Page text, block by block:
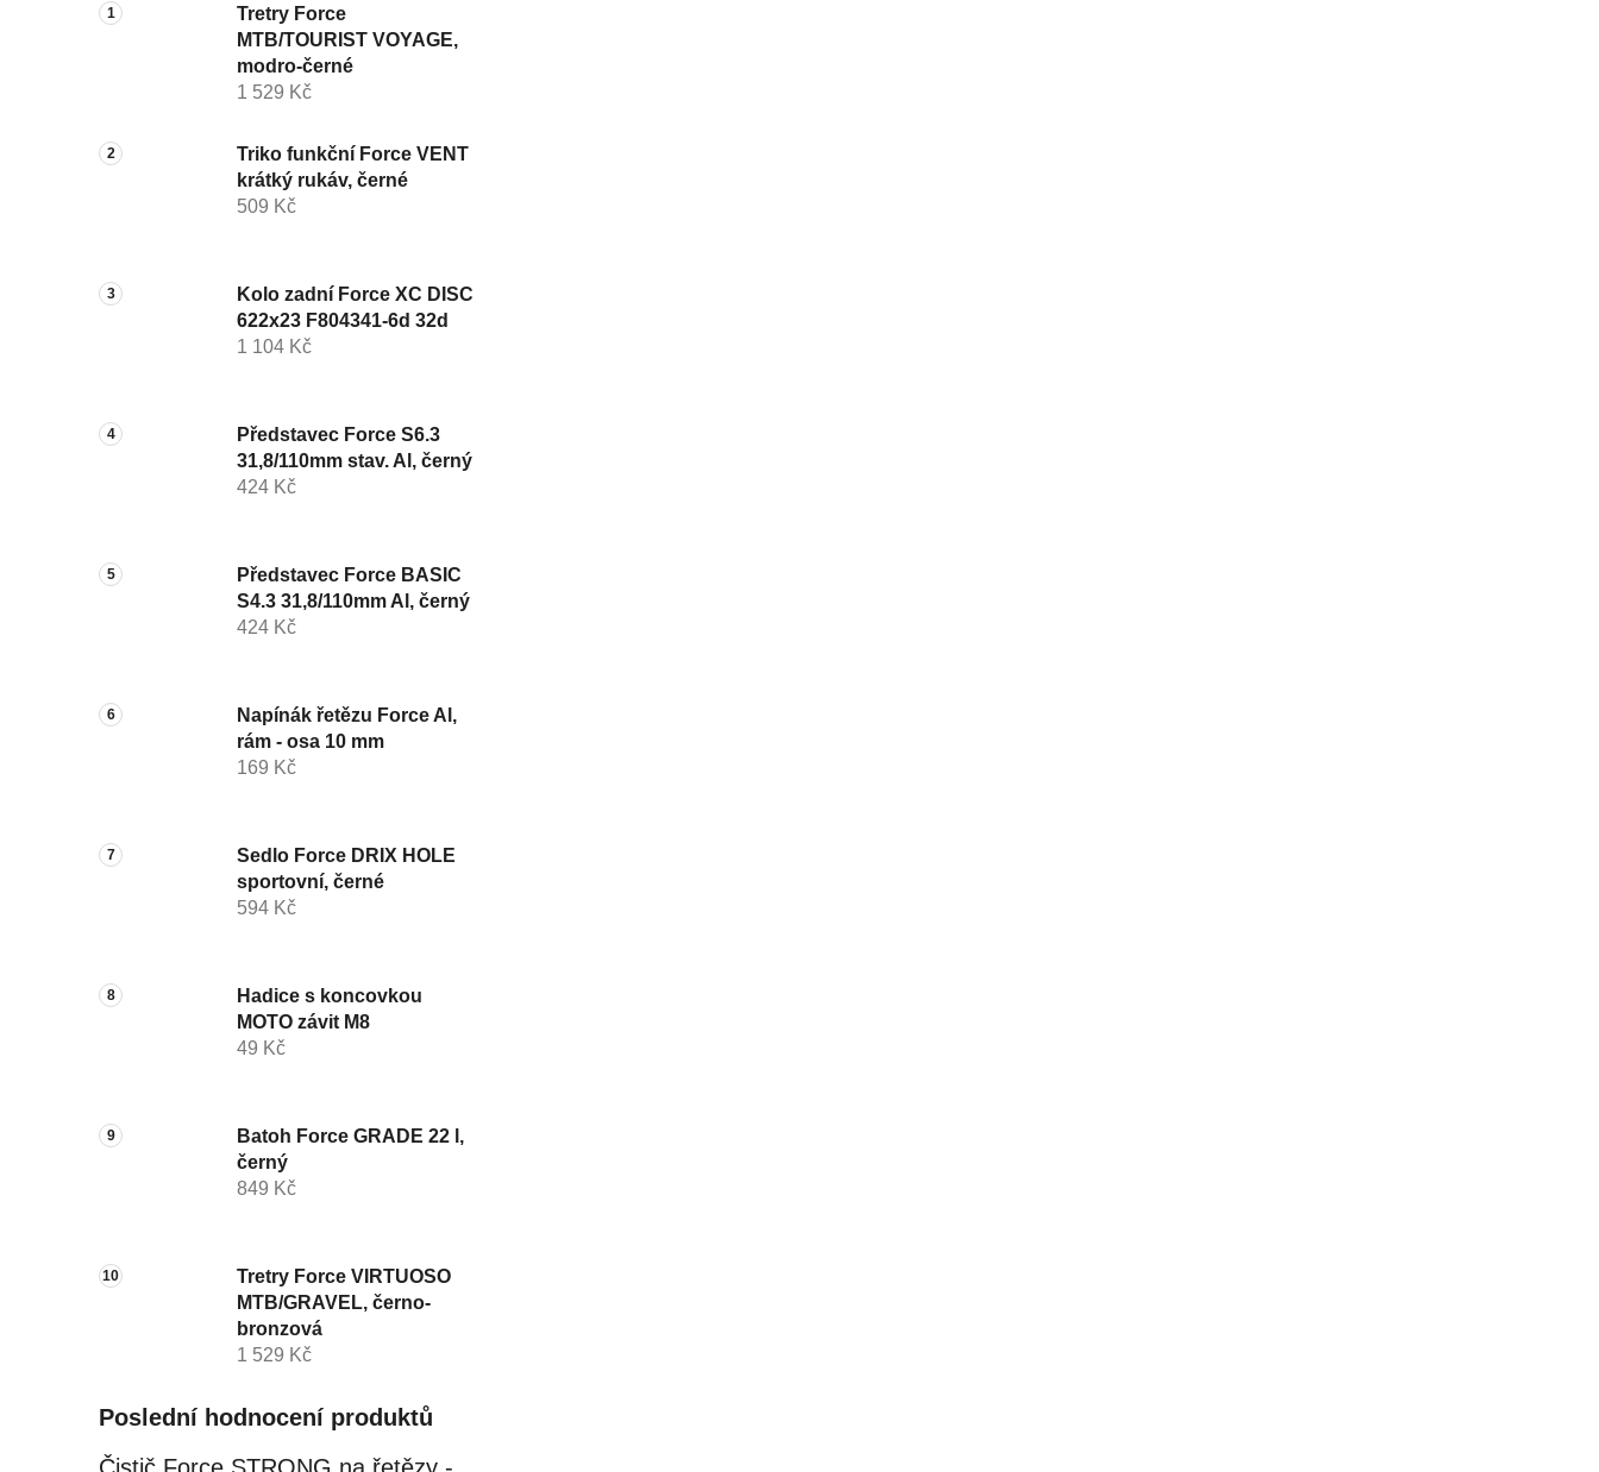
Tretry Force
MTB/TOURIST VOYAGE,
modro-černé
1 529 Kč
Triko funkční Force VENT
krátký rukáv, černé
509 Kč
Kolo zadní Force XC DISC
622x23 F804341-6d 32d
1 104 Kč
Představec Force S6.3
31,8/110mm stav. Al, černý
424 Kč
Představec Force BASIC
S4.3 31,8/110mm Al, černý
424 Kč
Napínák řetězu Force Al,
rám - osa 10 mm
169 Kč
Sedlo Force DRIX HOLE
sportovní, černé
594 Kč
Hadice s koncovkou
MOTO závit M8
49 Kč
Batoh Force GRADE 22 l,
černý
849 Kč
Tretry Force VIRTUOSO
MTB/GRAVEL, černo-
bronzová
1 529 Kč
Poslední hodnocení produktů
Čistič Force STRONG na řetězy - 0,5 l, láhev - růžový